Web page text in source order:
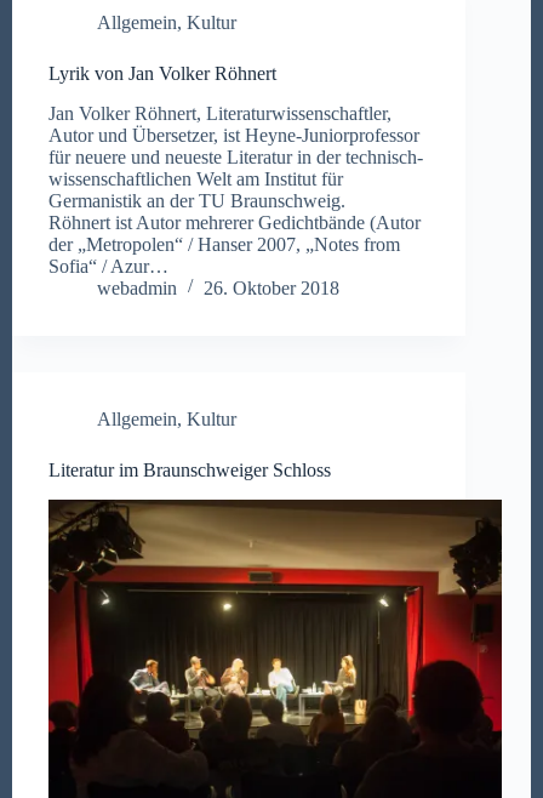
Allgemein, Kultur
Lyrik von Jan Volker Röhnert
Jan Volker Röhnert, Literaturwissenschaftler,
Autor und Übersetzer, ist Heyne-Juniorprofessor
für neuere und neueste Literatur in der technisch-
wissenschaftlichen Welt am Institut für
Germanistik an der TU Braunschweig.
Röhnert ist Autor mehrerer Gedichtbände (Autor
der „Metropolen“ / Hanser 2007, „Notes from
Sofia“ / Azur…
webadmin
26. Oktober 2018
Allgemein, Kultur
Literatur im Braunschweiger Schloss